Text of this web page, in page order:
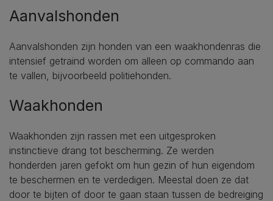
Aanvalshonden
Aanvalshonden zijn honden van een waakhondenras die
intensief getraind worden om alleen op commando aan
te vallen, bijvoorbeeld politiehonden.
Waakhonden
Waakhonden zijn rassen met een uitgesproken
instinctieve drang tot bescherming. Ze werden
honderden jaren gefokt om hun gezin of hun eigendom
te beschermen en te verdedigen. Meestal doen ze dat
door te bijten of door te gaan staan tussen de bedreiging